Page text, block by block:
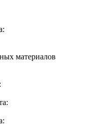
материалов